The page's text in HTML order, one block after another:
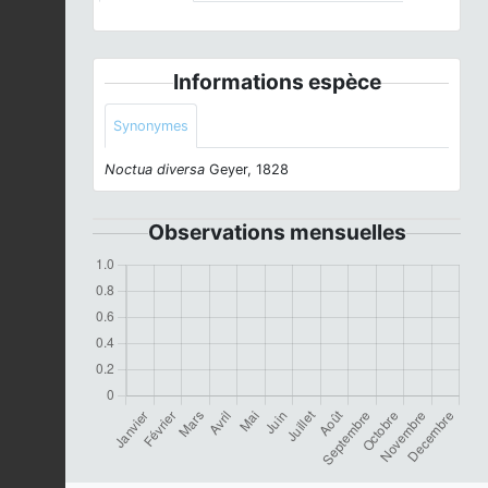
Informations espèce
Synonymes
Noctua diversa Geyer, 1828
Observations mensuelles